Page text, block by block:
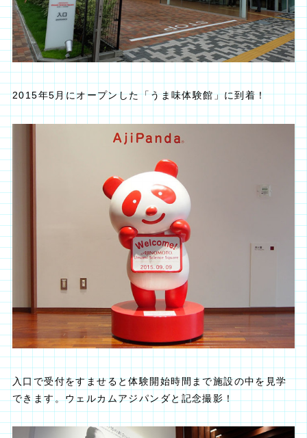
2015年5月にオープンした「うま味体験館」に到着！
入口で受付をすませると体験開始時間まで施設の中を見学
できます。ウェルカムアジパンダと記念撮影！